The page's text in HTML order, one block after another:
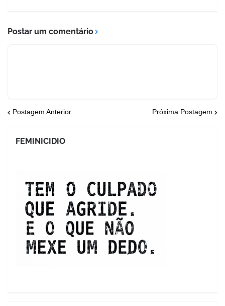
Postar um comentário
Postagem Anterior Próxima Postagem
FEMINICIDIO